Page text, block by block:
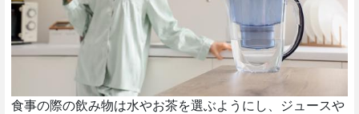
食事の際の飲み物は水やお茶を選ぶようにし、ジュースや